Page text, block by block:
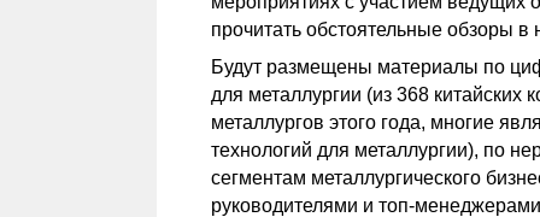
прочитать обстоятельные обзоры
Будут размещены материалы по
для металлургии (из 368
металлургов этого года, многие
технологий для металлургии), по
сегментам металлургического
руководителями и топ-